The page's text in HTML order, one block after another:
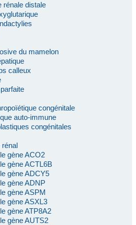
rénale distale
du mamelon
calleux
congénitale
auto-immune
congénitales
rénal
gène ACO2
gène ACTL6B
gène ADCY5
gène ADNP
gène ASPM
gène ASXL3
gène ATP8A2
gène AUTS2